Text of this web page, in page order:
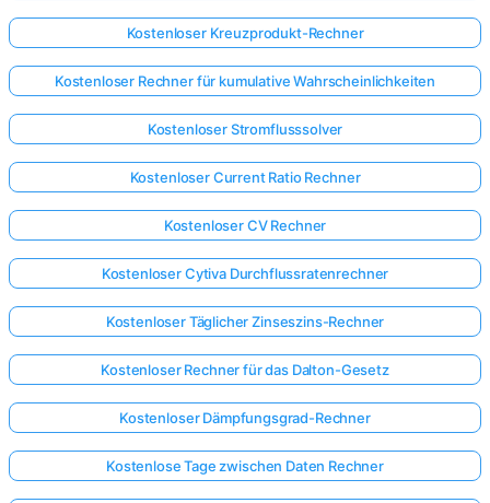
Kostenloser Kreuzprodukt-Rechner
Kostenloser Rechner für kumulative Wahrscheinlichkeiten
Kostenloser Stromflusssolver
Kostenloser Current Ratio Rechner
Kostenloser CV Rechner
Kostenloser Cytiva Durchflussratenrechner
Kostenloser Täglicher Zinseszins-Rechner
Kostenloser Rechner für das Dalton-Gesetz
Kostenloser Dämpfungsgrad-Rechner
Kostenlose Tage zwischen Daten Rechner